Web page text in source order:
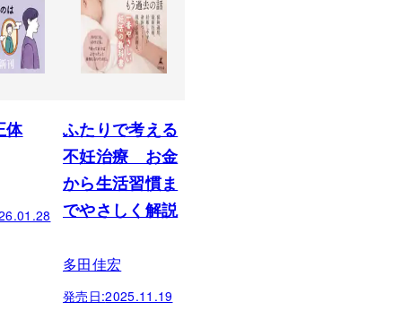
体
ふたりで考える
不妊治療 お金
から生活習慣ま
でやさしく解説
多田佳宏
発売日:2025.11.19